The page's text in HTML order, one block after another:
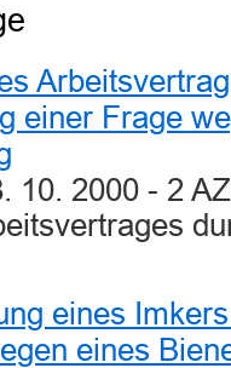
einer Frage
10. 2000 - 2
eines
eines